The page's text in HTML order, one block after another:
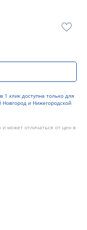
1 клик доступна только для
Новгород и Нижегородской
и может отличаться от цен в